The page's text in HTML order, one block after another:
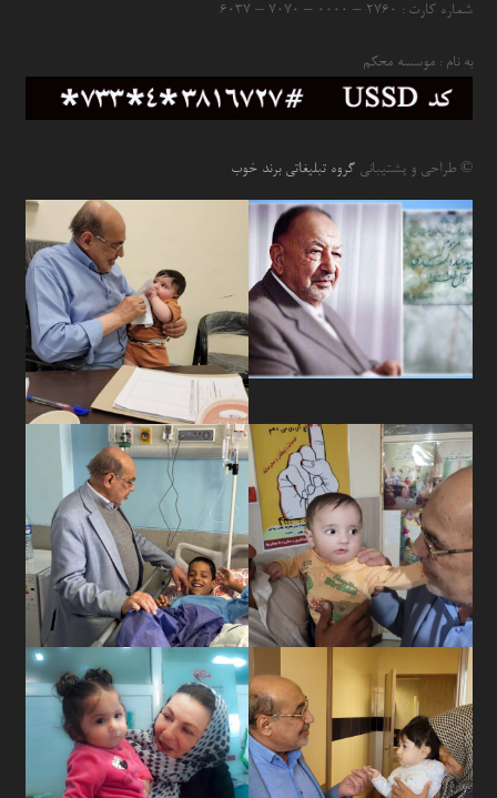
شماره کارت : ۲۷۶۰ – ۰۰۰۰ – ۷۰۷۰ – ۶۰۳۷
به نام : موسسه محکم
© طراحی و پشتیبانیگروه تبلیغاتی برند خوب